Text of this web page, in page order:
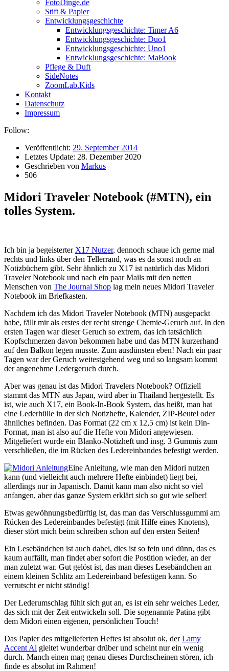
FotoDinge.de
Stift & Papier
Entwicklungsgeschichte
Entwicklungsgeschichte: Timer A6
Entwicklungsgeschichte: Duo1
Entwicklungsgeschichte: Uno1
Entwicklungsgeschichte: MaBook
Pflege & Duft
SideNotes
ZoomLab.Kids
Kontakt
Datenschutz
Impressum
Follow:
Veröffentlicht: 29. September 2014
Letztes Update: 28. Dezember 2020
Geschrieben von Markus
506
Midori Traveler Notebook (#MTN), ein
tolles System.
Ich bin ja begeisterter X17 Nutzer, dennoch schaue ich gerne mal
rechts und links über den Tellerrand, was es da sonst noch an
Notizbüchern gibt. Sehr ähnlich zu X17 ist natürlich das Midori
Traveler Notebook und nach ein paar Mails mit den netten
Menschen von The Journal Shop lag mein neues Midori Traveler
Notebook im Briefkasten.
Nachdem ich das Midori Traveler Notebook (MTN) ausgepackt
habe, fällt mir als erstes der recht strenge Chemie-Geruch auf. In den
ersten Tagen war dieser Geruch so extrem, das ich tatsächlich
Kopfschmerzen davon bekommen habe und das MTN kurzerhand
auf den Balkon legen musste. Zum ausdünsten eben! Nach ein paar
Tagen war der Geruch weitestgehend weg und so langsam kommt
der angenehme Ledergeruch durch.
Aber was genau ist das Midori Travelers Notebook? Offiziell
stammt das MTN aus Japan, wird aber in Thailand hergestellt. Es
ist, wie auch X17, ein Book-In-Book System, das heißt, man hat
eine Lederhülle in der sich Notizhefte, Kalender, ZIP-Beutel oder
ähnliches befinden. Das Format (22 cm x 12,5 cm) ist kein Din-
Format, man ist also auf die Hefte von Midori angewiesen.
Mitgeliefert wurde ein Blanko-Notizheft und insg. 3 Gummis zum
verschließen, die im Rücken des Ledereinbandes befestigt werden.
Eine Anleitung, wie man den Midori nutzen
kann (und vielleicht auch mehrere Hefte einbindet) liegt bei,
allerdings nur in Japanisch. Damit kann man also nicht so viel
anfangen, aber das ganze System erklärt sich so gut wie selber!
Etwas gewöhnungsbedürftig ist, das man das Verschlussgummi am
Rücken des Ledereinbandes befestigt (mit Hilfe eines Knotens),
dieser stört mich beim schreiben schon auf den ersten Seiten!
Ein Lesebändchen ist auch dabei, dies ist so fein und dünn, das es
kaum auffällt, man findet aber sofort die Postition wieder, an der
man zuletzt war. Gut gelöst ist, das man dieses Lesebändchen an
einem kleinen Schlitz am Ledereinband befestigen kann. So
verrutscht er nicht ständig!
Der Lederumschlag fühlt sich gut an, es ist ein sehr weiches Leder,
das sich mit der Zeit entwickeln soll. Die sogenannte Patina gibt
dem Midori einen eigenen, persönlichen Touch!
Das Papier des mitgelieferten Heftes ist absolut ok, derLamy
Accent Al gleitet wunderbar drüber und scheint nur ein wenig
durch. Manch einen mag genau dieses Durchscheinen stören, ich
finde es absolut im Rahmen!